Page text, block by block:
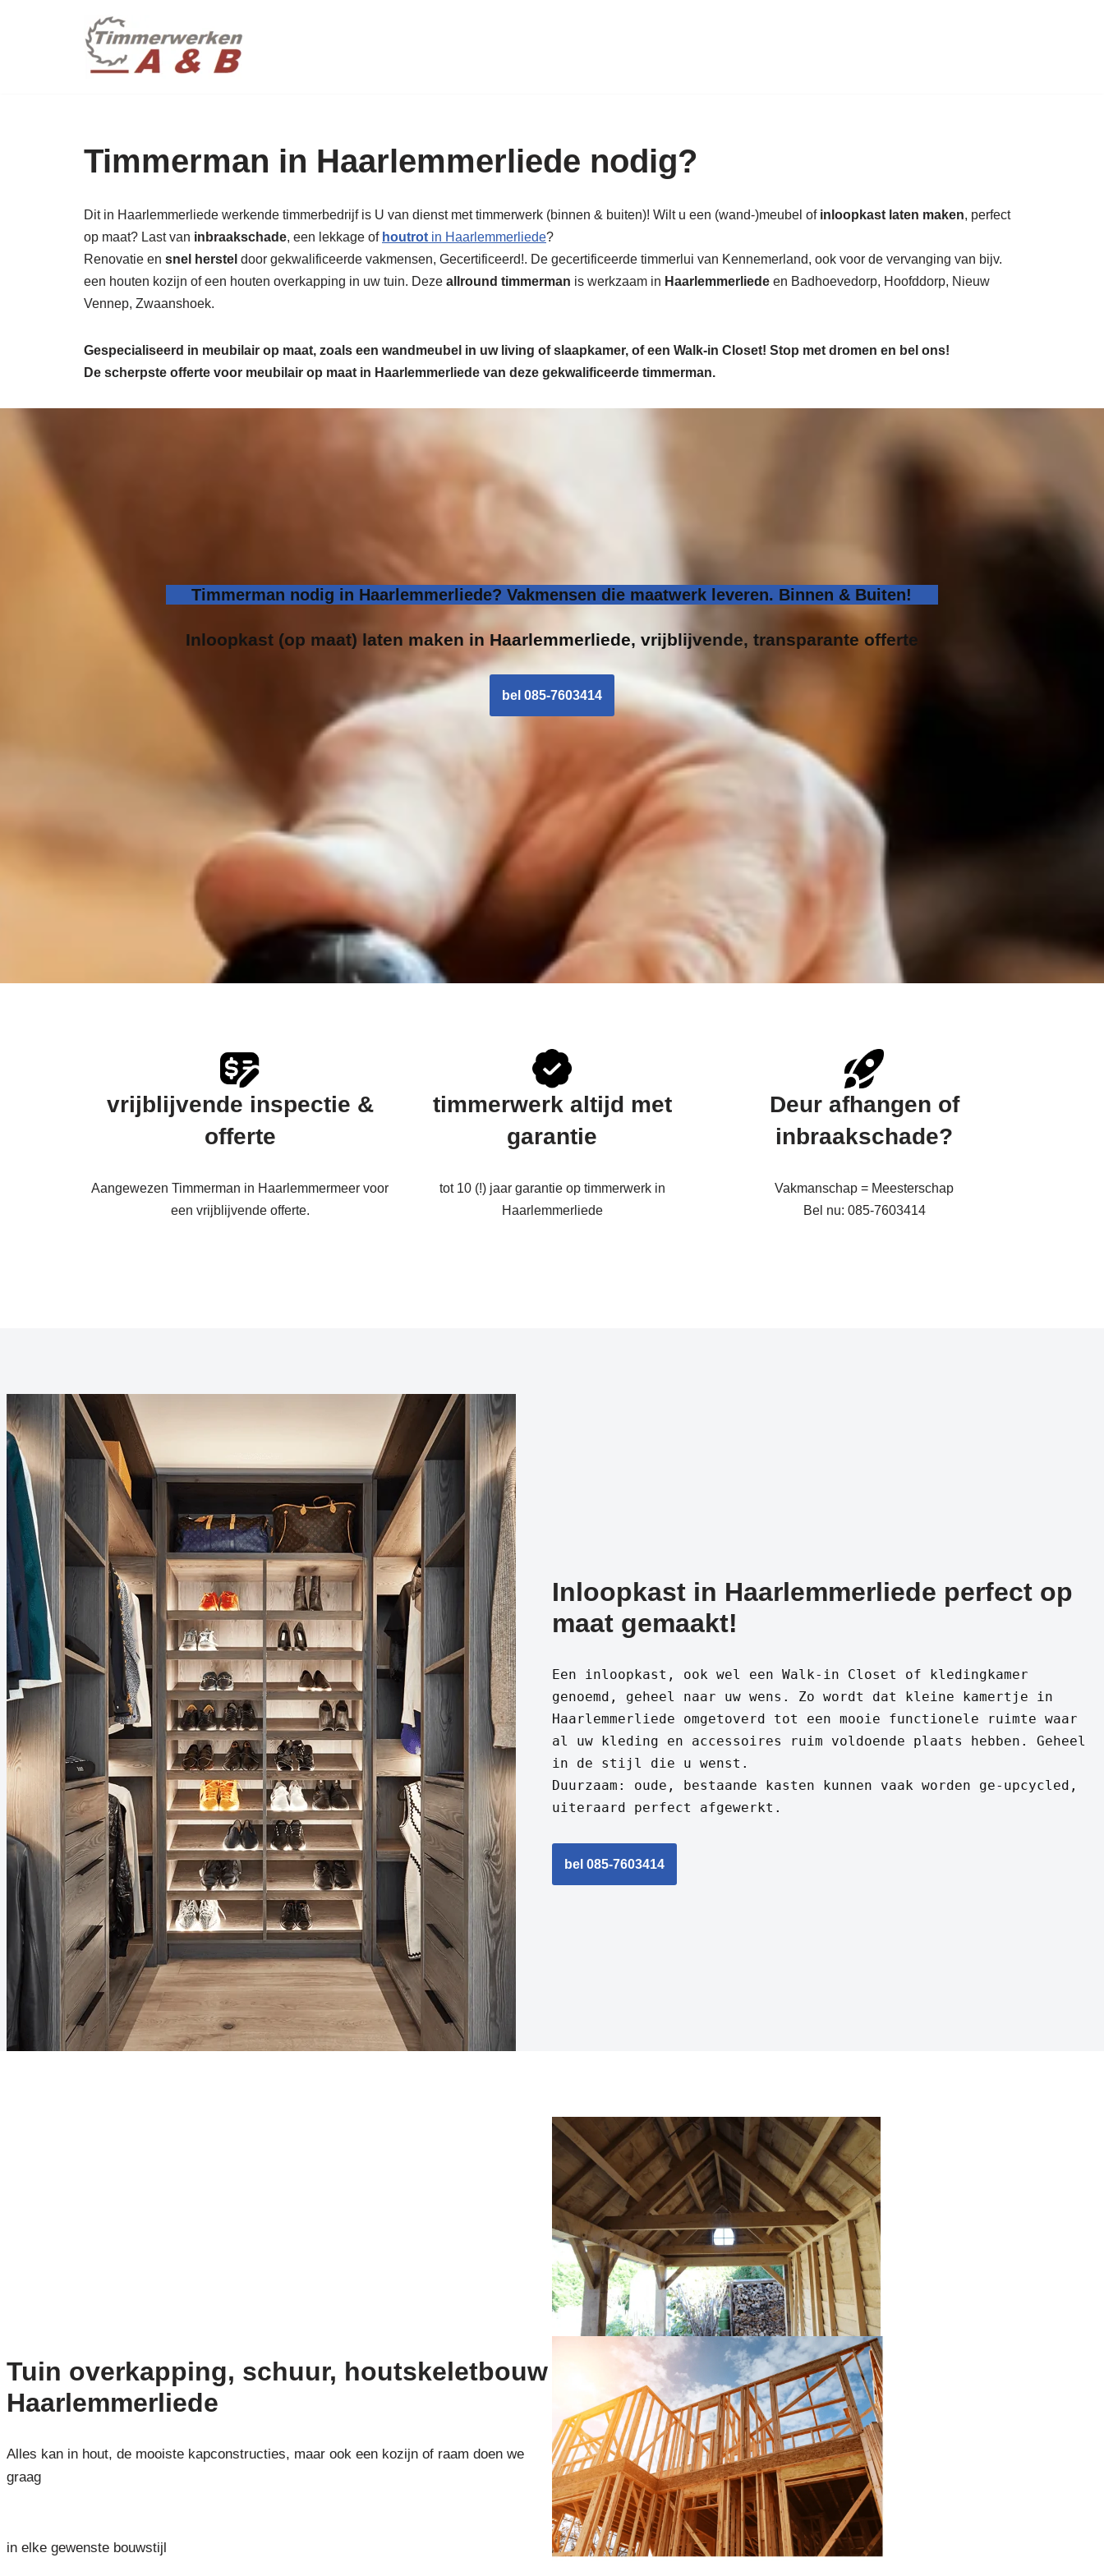
Timmerman in Haarlemmerliede nodig?
Dit in Haarlemmerliede werkende timmerbedrijf is U van dienst met timmerwerk (binnen & buiten)! Wilt u een (wand-)meubel of inloopkast laten maken, perfect
op maat? Last van inbraakschade, een lekkage of houtrot in Haarlemmerliede?
Renovatie en snel herstel door gekwalificeerde vakmensen, Gecertificeerd!. De gecertificeerde timmerlui van Kennemerland, ook voor de vervanging van bijv.
een houten kozijn of een houten overkapping in uw tuin. Deze allround timmerman is werkzaam in Haarlemmerliede en Badhoevedorp, Hoofddorp, Nieuw
Vennep, Zwaanshoek.
Gespecialiseerd in meubilair op maat, zoals een wandmeubel in uw living of slaapkamer, of een Walk-in Closet! Stop met dromen en bel ons!
De scherpste offerte voor meubilair op maat in Haarlemmerliede van deze gekwalificeerde timmerman.
Timmerman nodig in Haarlemmerliede? Vakmensen die maatwerk leveren. Binnen & Buiten!
Inloopkast (op maat) laten maken in Haarlemmerliede, vrijblijvende, transparante offerte
bel 085-7603414
vrijblijvende inspectie &
offerte
Aangewezen Timmerman in Haarlemmermeer voor
een vrijblijvende offerte.
timmerwerk altijd met
garantie
tot 10 (!) jaar garantie op timmerwerk in
Haarlemmerliede
Deur afhangen of
inbraakschade?
Vakmanschap = Meesterschap
Bel nu: 085-7603414
Inloopkast in Haarlemmerliede perfect op
maat gemaakt!
Een inloopkast, ook wel een Walk-in Closet of kledingkamer
genoemd, geheel naar uw wens. Zo wordt dat kleine kamertje in
Haarlemmerliede omgetoverd tot een mooie functionele ruimte waar
al uw kleding en accessoires ruim voldoende plaats hebben. Geheel
in de stijl die u wenst.
Duurzaam: oude, bestaande kasten kunnen vaak worden ge-upcycled,
uiteraard perfect afgewerkt.
bel 085-7603414
Tuin overkapping, schuur, houtskeletbouw
Haarlemmerliede
Alles kan in hout, de mooiste kapconstructies, maar ook een kozijn of raam doen we
graag
in elke gewenste bouwstijl